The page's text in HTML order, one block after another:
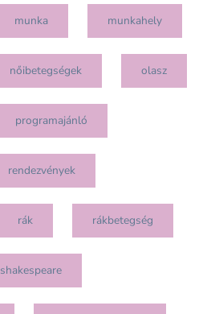
munka munkahely
nőibetegségek olasz
programajánló
rendezvények
rák rákbetegség
shakespeare